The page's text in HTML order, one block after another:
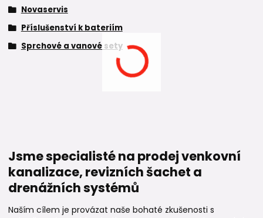
Novaservis
Příslušenství k bateriím
Sprchové a vanové sety
Jsme specialisté na prodej venkovní
kanalizace, revizních šachet a
drenážních systémů
Naším cílem je provázat naše bohaté zkušenosti s